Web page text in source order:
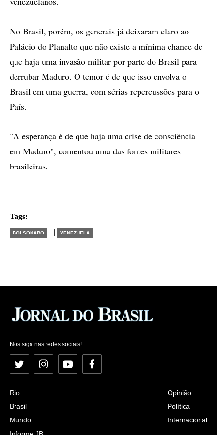
No Brasil, porém, os generais já deixaram claro ao
Palácio do Planalto que não existe a mínima chance de
que haja uma invasão militar por parte do Brasil para
derrubar Maduro. O temor é de que isso envolva o
Brasil em uma guerra, com sérias repercussões para o
País.
"A esperança é de que haja uma crise de consciência
em Maduro", comentou uma das fontes militares
brasileiras.
Tags:
BOLSONARO | VENEZUELA
Nos siga nas redes sociais!
Twitter InstagramYouTubeFacebook
Rio
Brasil
Mundo
Opinião
Política
Internacional